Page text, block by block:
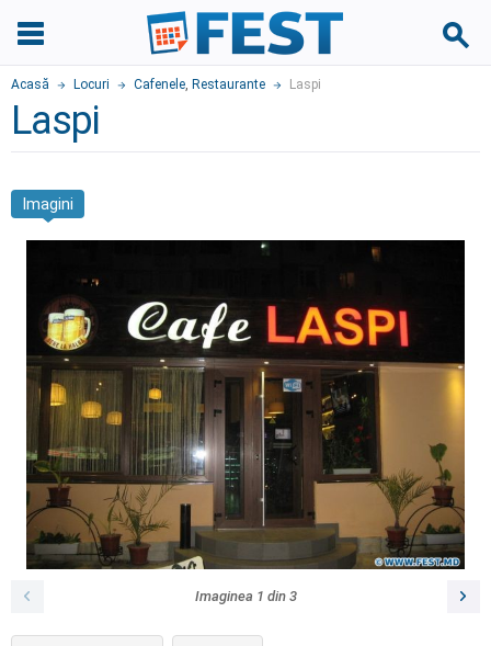
Acasă Locuri Cafenele, Restaurante Laspi
Laspi
Imagini
Imaginea 1 din 3